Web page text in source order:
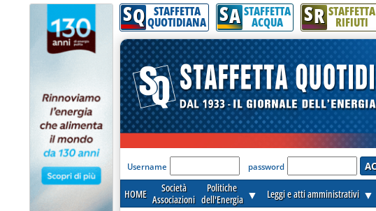
Attenzione! Esegui l'accesso per lèggere interamente la notizia.
SQ STAFFETTA
QUOTIDIANA SA STAFFETTA
ACQUA SR STAFFETTA
RIFIUTI
'Modulo Login per accedere'
Username password
HOME
Società
Associazioni
Politiche
dell'Energia ▼ Leggi e atti amministrativi ▼